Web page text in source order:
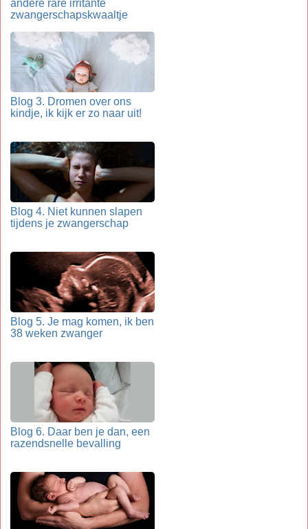
andere rare irritante
zwangerschapskwaaltje
Blog 3. Dromen over ons
kindje, ik kijk er zo naar uit!
Blog 4. Niet kunnen slapen
tijdens je zwangerschap
Blog 5. Je mag komen, ik ben
38 weken zwanger
Blog 6. Daar ben je dan, een
razendsnelle bevalling